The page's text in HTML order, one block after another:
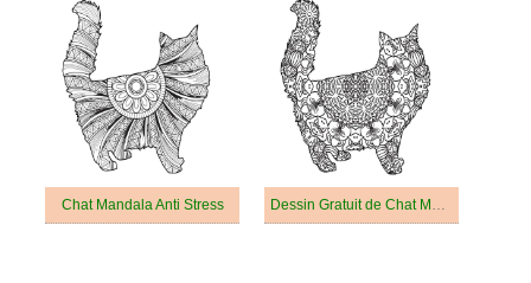
Chat Mandala Anti Stress Dessin Gratuit de Chat Mandala